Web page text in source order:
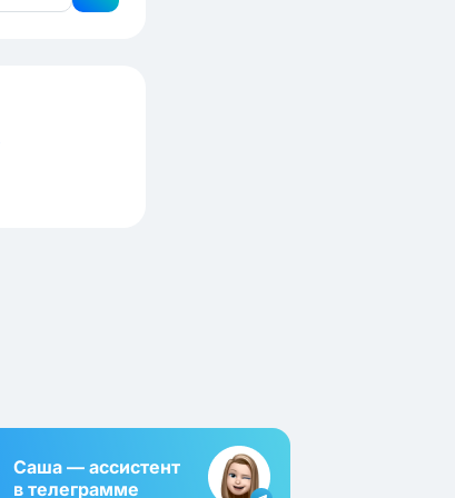
Саша — ассистент
в телеграмме